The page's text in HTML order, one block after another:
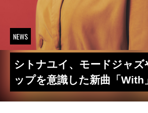
NEWS
シトナユイ、モードジャズ
ップを意識した新曲「With